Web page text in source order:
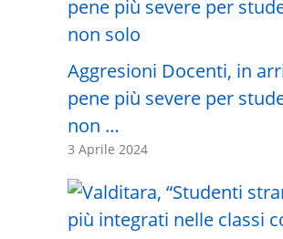
Aggresioni Docenti, in
pene più severe per
non …
3 Aprile 2024